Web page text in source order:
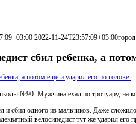
2022-11-24T23:57:09+03:00
сбил ребенка, а
№90. Мужчина ехал по тротуару, на
сбил одного из мальчиков. Даже
велосипедист тут же ударил